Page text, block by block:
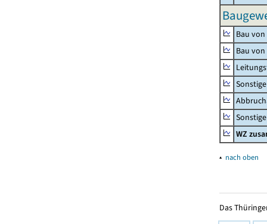
Bau
Bau
WZ
▴ nach oben
Das